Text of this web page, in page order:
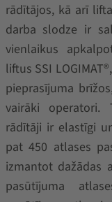
rādītājos, kā arī
darba slodze ir
vienlaikus
liftus SSI
pieprasījuma
vairāki operatori.
rādītāji ir elastīgi
pat 450 atlases
izmantot dažādas
pasūtījuma